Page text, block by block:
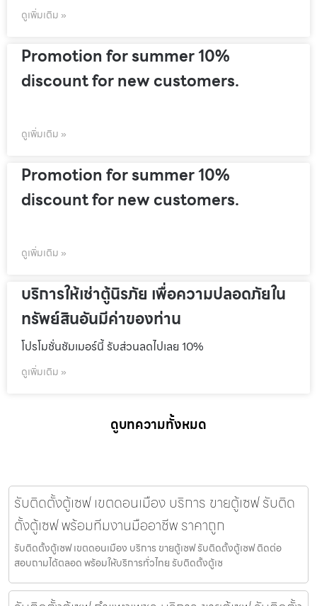
ดูเพิ่มเติม »
Promotion for summer 10%
discount for new customers.
ดูเพิ่มเติม »
Promotion for summer 10%
discount for new customers.
ดูเพิ่มเติม »
บริการให้เช่าตู้นิรภัย เพื่อความปลอดภัยใน
ทรัพย์สินอันมีค่าของท่าน
โปรโมชั่นชัมเมอร์นี้ รับส่วนลดไปเลย 10%
ดูเพิ่มเติม »
ดูบทความทั้งหมด
รับติดตั้งตู้เซฟ เขตดอนเมือง บริการ ขายตู้เซฟ รับติด
ตั้งตู้เซฟ พร้อมทีมงานมืออาชีพ ราคาถูก
รับติดตั้งตู้เซฟ เขตดอนเมือง บริการ ขายตู้เซฟ รับติดตั้งตู้เซฟ ติดต่อ
สอบถามได้ตลอด พร้อมให้บริการทั่วไทย รับติดตั้งตู้เซ